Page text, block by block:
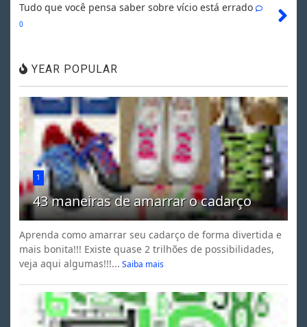
Tudo que você pensa saber sobre vício está errado
0
YEAR POPULAR
1
43 maneiras de amarrar o cadarço
Aprenda como amarrar seu cadarço de forma divertida e
mais bonita!!! Existe quase 2 trilhões de possibilidades,
veja aqui algumas!!!... Saiba mais